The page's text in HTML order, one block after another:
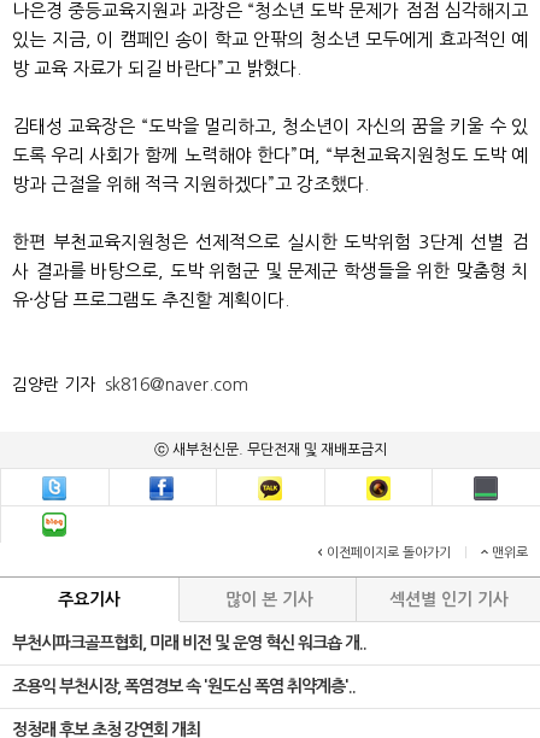
나은경 중등교육지원과 과장은 “청소년 도박 문제가 점점 심각해지고
있는 지금, 이 캠페인 송이 학교 안팎의 청소년 모두에게 효과적인 예
방 교육 자료가 되길 바란다”고 밝혔다.
김태성 교육장은 “도박을 멀리하고, 청소년이 자신의 꿈을 키울 수 있
도록 우리 사회가 함께 노력해야 한다”며, “부천교육지원청도 도박 예
방과 근절을 위해 적극 지원하겠다”고 강조했다.
한편 부천교육지원청은 선제적으로 실시한 도박위험 3단계 선별 검
사 결과를 바탕으로, 도박 위험군 및 문제군 학생들을 위한 맞춤형 치
유·상담 프로그램도 추진할 계획이다.
김양란 기자 sk816@naver.com
ⓒ 새부천신문. 무단전재 및 재배포금지
이전페이지로 돌아가기 맨위로
주요기사 많이 본 기사 섹션별 인기 기사
부천시파크골프협회, 미래 비전 및 운영 혁신 워크숍 개..
조용익 부천시장, 폭염경보 속 '원도심 폭염 취약계층'..
정청래 후보 초청 강연회 개최